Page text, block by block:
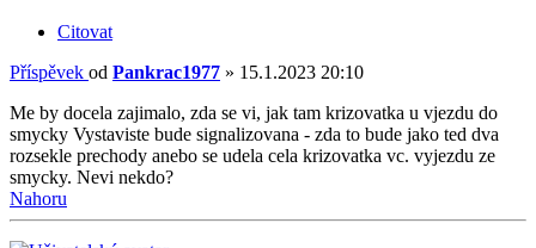
Citovat
Příspěvek od Pankrac1977 » 15.1.2023 20:10
Me by docela zajimalo, zda se vi, jak tam krizovatka u vjezdu do
smycky Vystaviste bude signalizovana - zda to bude jako ted dva
rozsekle prechody anebo se udela cela krizovatka vc. vyjezdu ze
smycky. Nevi nekdo?
Nahoru